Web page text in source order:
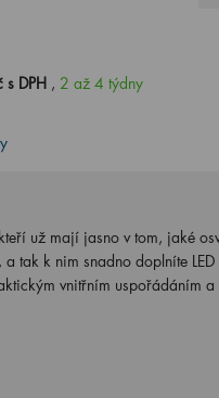
DPH , 2 až 4 týdny
už mají jasno v tom, jaké
tak k nim snadno doplníte
vnitřním uspořádáním